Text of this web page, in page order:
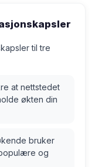
til tre
at nettstedet
økten din
bruker
og